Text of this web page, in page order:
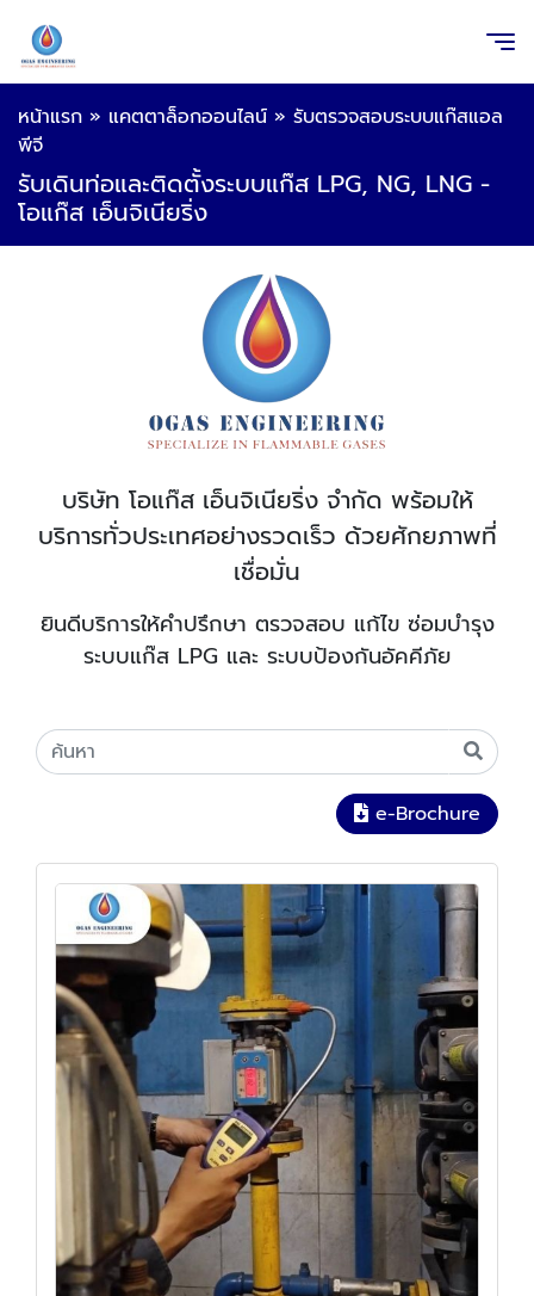
หน้าแรก » แคตตาล็อกออนไลน์ » รับตรวจสอบระบบแก๊สแอล
พีจี
รับเดินท่อและติดตั้งระบบแก๊ส LPG, NG, LNG -
โอแก๊ส เอ็นจิเนียริ่ง
บริษัท โอแก๊ส เอ็นจิเนียริ่ง จำกัด พร้อมให้
บริการทั่วประเทศอย่างรวดเร็ว ด้วยศักยภาพที่
เชื่อมั่น
ยินดีบริการให้คำปรึกษา ตรวจสอบ แก้ไข ซ่อมบำรุง
ระบบแก๊ส LPG และ ระบบป้องกันอัคคีภัย
e-Brochure